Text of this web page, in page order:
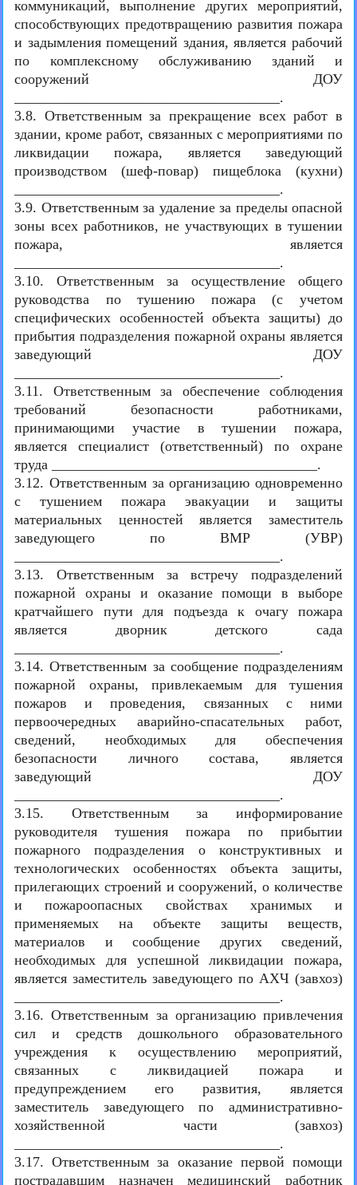
коммуникаций, выполнение других мероприятий,
способствующих предотвращению развития пожара
и задымления помещений здания, является рабочий
по комплексному обслуживанию зданий и
сооружений ДОУ
_____________________________________.
3.8. Ответственным за прекращение всех работ в
здании, кроме работ, связанных с мероприятиями по
ликвидации пожара, является заведующий
производством (шеф-повар) пищеблока (кухни)
_____________________________________.
3.9. Ответственным за удаление за пределы опасной
зоны всех работников, не участвующих в тушении
пожара, является
_____________________________________.
3.10. Ответственным за осуществление общего
руководства по тушению пожара (с учетом
специфических особенностей объекта защиты) до
прибытия подразделения пожарной охраны является
заведующий ДОУ
_____________________________________.
3.11. Ответственным за обеспечение соблюдения
требований безопасности работниками,
принимающими участие в тушении пожара,
является специалист (ответственный) по охране
труда _____________________________________.
3.12. Ответственным за организацию одновременно
с тушением пожара эвакуации и защиты
материальных ценностей является заместитель
заведующего по ВМР (УВР)
_____________________________________.
3.13. Ответственным за встречу подразделений
пожарной охраны и оказание помощи в выборе
кратчайшего пути для подъезда к очагу пожара
является дворник детского сада
_____________________________________.
3.14. Ответственным за сообщение подразделениям
пожарной охраны, привлекаемым для тушения
пожаров и проведения, связанных с ними
первоочередных аварийно-спасательных работ,
сведений, необходимых для обеспечения
безопасности личного состава, является
заведующий ДОУ
_____________________________________.
3.15. Ответственным за информирование
руководителя тушения пожара по прибытии
пожарного подразделения о конструктивных и
технологических особенностях объекта защиты,
прилегающих строений и сооружений, о количестве
и пожароопасных свойствах хранимых и
применяемых на объекте защиты веществ,
материалов и сообщение других сведений,
необходимых для успешной ликвидации пожара,
является заместитель заведующего по АХЧ (завхоз)
_____________________________________.
3.16. Ответственным за организацию привлечения
сил и средств дошкольного образовательного
учреждения к осуществлению мероприятий,
связанных с ликвидацией пожара и
предупреждением его развития, является
заместитель заведующего по административно-
хозяйственной части (завхоз)
_____________________________________.
3.17. Ответственным за оказание первой помощи
пострадавшим назначен медицинский работник